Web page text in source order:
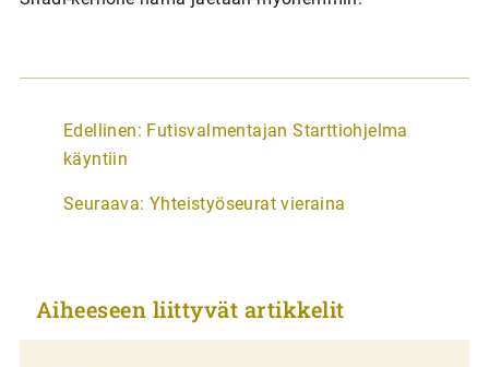
A
r
i
e
Edellinen: Futisvalmentajan Starttiohjelma
käyntiin
Seuraava: Yhteistyöseurat vieraina
Aiheeseen liittyvät artikkelit